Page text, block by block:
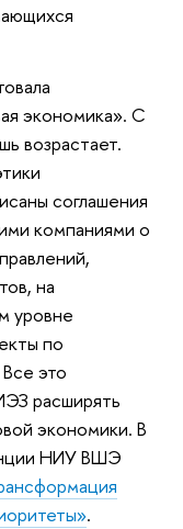
экономика». С
возрастает.
соглашения
компаниями о
на
уровне
по
это
расширять
экономики. В
НИУ ВШЭ
.